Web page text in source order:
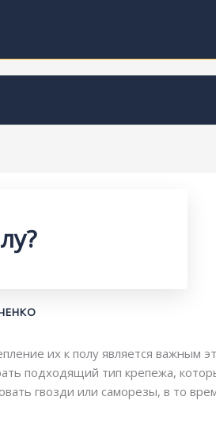
их к полу является важным
подходящий тип крепежа,
гвозди или саморезы, в то